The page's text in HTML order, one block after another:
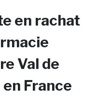
en rachat
Val de
France